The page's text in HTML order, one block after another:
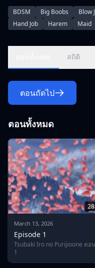
BDSM Big Boobs Blow
Hand Job
Harem Maid
สถิติ
ตอนถัดไป
ตอนทั้งหมด
March 13, 2026
Episode 1
Tsubaki Iro no Purijioone ตอ
1